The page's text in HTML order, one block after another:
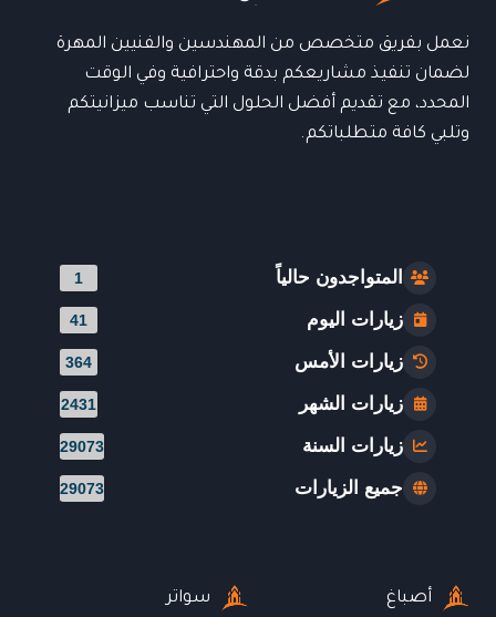
نعمل بفريق متخصص من المهندسين والفنيين المهرة
لضمان تنفيذ مشاريعكم بدقة واحترافية وفي الوقت
المحدد، مع تقديم أفضل الحلول التي تناسب ميزانيتكم
وتلبي كافة متطلباتكم.
المتواجدون حالياً 1
زيارات اليوم 41
زيارات الأمس 364
زيارات الشهر 2431
زيارات السنة 29073
جميع الزيارات 29073
أصباغ سواتر